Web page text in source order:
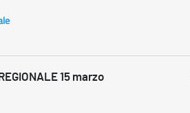
15 marzo